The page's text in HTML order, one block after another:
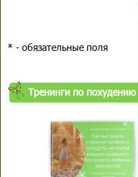
* - обязательные поля
Тренинги по похудению